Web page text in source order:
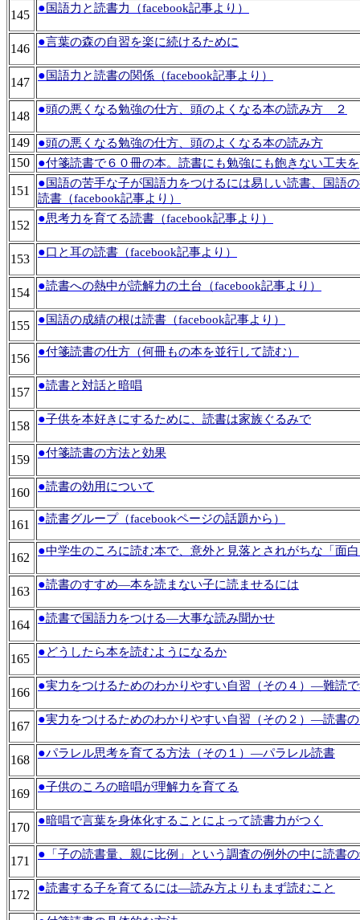
145
● 国語力と読書力（facebook記事より）
146
●言葉の森の自習を楽に続けるために
147
● 国語力と読書の関係（facebook記事より）
148
●頭の悪くなる勉強の仕方、頭のよくなる本の読み方 ２
149 ●頭の悪くなる勉強の仕方、頭のよくなる本の読み方
150 ●付箋読書で６０冊の本。読書にも勉強にも飽きない工夫を
151
● 国語の苦手な子が国語力をつけるには易しい読書、国語
読書（facebook記事より）
152
●思考力を育てる読書（facebook記事より）
153
●口と耳の読書（facebook記事より）
154
●読書への熱中が読解力の土台（facebook記事より）
155 ● 国語の成績の根は読書（facebook記事より）
156
●付箋読書の仕方（何冊もの本を並行して読む）
157
●読書と対話と暗唱
158
●子供を本好きにするために、読書は家族ぐるみで
159
●付箋読書の方法と効果
160 ●読書の効用について
161 ●読書グループ（facebookページの話題から）
162
●中学生のころに読む本で、意外と見落とされがちな「面
163
●読書のすすめ―本を読まない子に読ませるには
164
●読書で国語力をつける―大事な読み聞かせ
165
●どうしたら本を読むようになるか
166
●実力をつけるためのわかりやすい自習（その４）―難読
167
●実力をつけるためのわかりやすい自習（その２）―読書
168
●パラレル思考を育てる方法（その１）―パラレル読書
169
●子供のころの暗唱が理解力を育てる
170
●暗唱で言葉を身体化することによって読書力がつく
171
● 「子の読書量、親に比例」という調査の例外の中に読書
172
●読書する子を育てるには―読み方よりもまず読むこと